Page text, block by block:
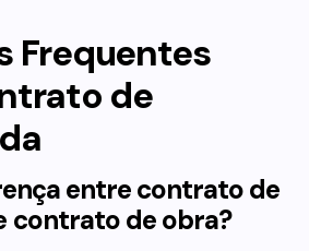
Frequentes
de
entre contrato de
contrato de obra?